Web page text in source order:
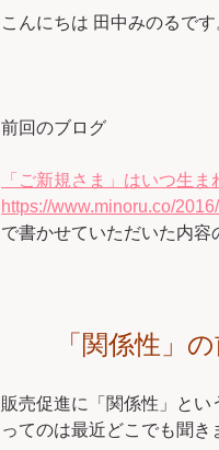
こんにちは 田中みのるです
前回のブログ
「ご新規さま」はいつ生ま
https://www.minoru.co/
で書かせていただいた内容
「関係性」
販売促進に「関係性」とい
ってのは最近どこでも聞き